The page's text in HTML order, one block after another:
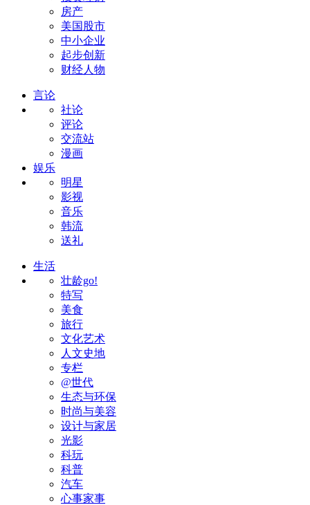
房产
美国股市
中小企业
起步创新
财经人物
言论
社论
评论
交流站
漫画
娱乐
明星
影视
音乐
韩流
送礼
生活
壮龄go!
特写
美食
旅行
文化艺术
人文史地
专栏
@世代
生态与环保
时尚与美容
设计与家居
光影
科玩
科普
汽车
心事家事